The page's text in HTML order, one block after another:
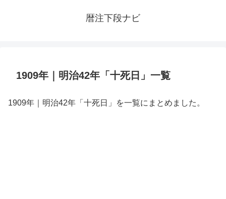
暦注下段ナビ
1909年｜明治42年「十死日」一覧
1909年｜明治42年「十死日」を一覧にまとめました。